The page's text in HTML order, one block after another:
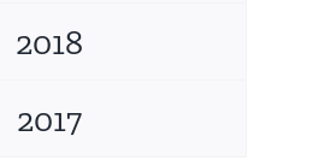
2018
2017